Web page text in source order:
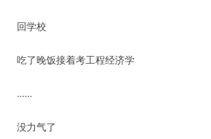
回学校
吃了晚饭接着考工程经济学
……
没力气了